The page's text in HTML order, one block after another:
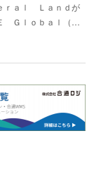
ｒａｌ Ｌａｎｄが
Ｇｌｏｂａｌ（…